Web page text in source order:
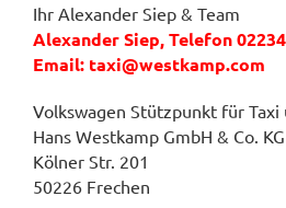
Ihr Alexander Siep & Team
Alexander Siep, Telefon
Email: taxi@westkamp.com
Volkswagen Stützpunkt für
Hans Westkamp GmbH & Co. KG
Kölner Str. 201
50226 Frechen